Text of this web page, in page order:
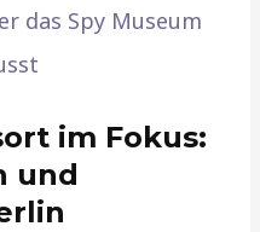
das Spy Museum
im Fokus:
und